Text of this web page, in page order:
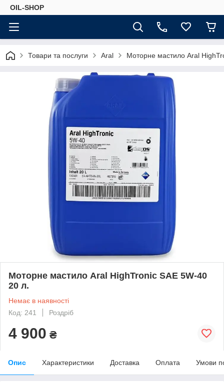
OIL-SHOP
Товари та послуги Aral Моторне мастило Aral
Моторне мастило Aral HighTronic SAE 5W-40
20 л.
Немає в наявності
Код: 241
Роздріб
4 900 ₴
Опис Характеристики Доставка Оплата Умови